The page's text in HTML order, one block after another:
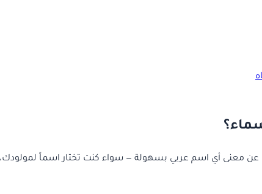
عن معنى أي اسم عربي بسهولة — سواء كنت تختار اسماً